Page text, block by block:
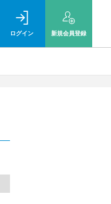
ログイン 新規会員登録